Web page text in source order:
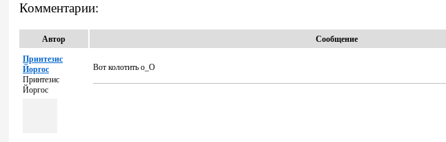
Комментарии:
Автор Сообщение
Принтезис
Йоргос
Принтезис
Йоргос
Вот колотить о_О